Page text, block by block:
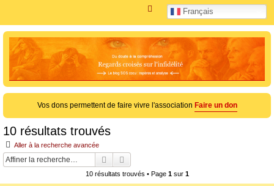
Français
c
e
r
Vos dons permettent de faire vivre l'association Faire un don
10 résultats trouvés
Aller à la recherche avancée
Rechercher
10 résultats trouvés • Page 1sur 1